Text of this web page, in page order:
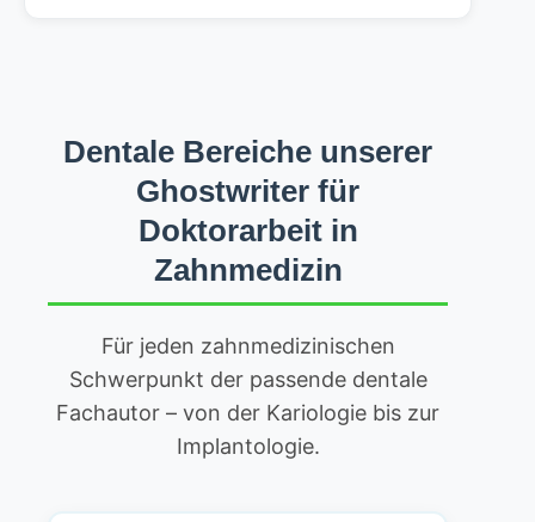
Dentale Bereiche unserer
Ghostwriter für
Doktorarbeit in
Zahnmedizin
Für jeden zahnmedizinischen
Schwerpunkt der passende dentale
Fachautor – von der Kariologie bis zur
Implantologie.